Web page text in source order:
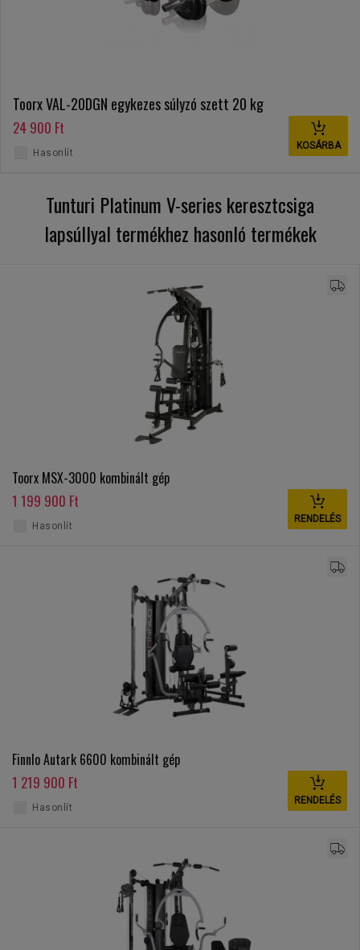
Toorx VAL-20DGN egykezes súlyzó szett 20 kg
24 900 Ft
KOSÁRBA
Hasonlít
Tunturi Platinum V-series keresztcsiga
lapsúllyal termékhez hasonló termékek
Toorx MSX-3000 kombinált gép
1 199 900 Ft
RENDELÉS
Hasonlít
Finnlo Autark 6600 kombinált gép
1 219 900 Ft
RENDELÉS
Hasonlít